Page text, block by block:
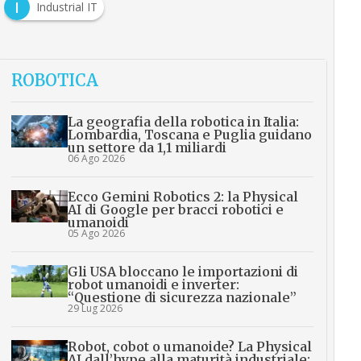
I Industrial IT
ROBOTICA
La geografia della robotica in Italia:
Lombardia, Toscana e Puglia guidano
un settore da 1,1 miliardi
06 Ago 2026
Ecco Gemini Robotics 2: la Physical
AI di Google per bracci robotici e
umanoidi
05 Ago 2026
Gli USA bloccano le importazioni di
robot umanoidi e inverter:
“Questione di sicurezza nazionale”
29 Lug 2026
Robot, cobot o umanoide? La Physical